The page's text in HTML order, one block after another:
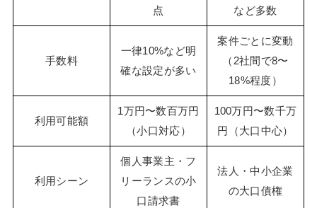
点 など多数
手数料
一律10%など明
確な設定が多い
案件ごとに変動
（2社間で8〜
18%程度）
利用可能額
1万円〜数百万円
（小口対応）
100万円〜数千万
円（大口中心）
利用シーン
個人事業主・フ
リーランスの小
口請求書
法人・中小企業
の大口債権